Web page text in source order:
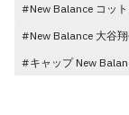
#New Balance コッ
#New Balance 大谷
#キャップ New